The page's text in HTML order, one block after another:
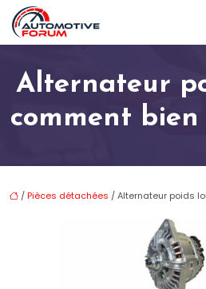
Alternateur
comment bien
/ Pièces détachées / Alternateur poids